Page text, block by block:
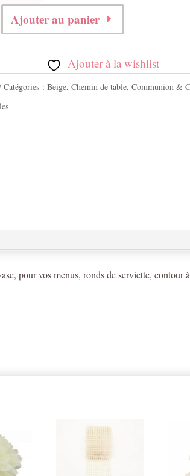
Ajouter au panier
Ajouter à la wishlist
Catégories : Beige, Chemin de table, Communion &
pour vos menus, ronds de serviette, contour